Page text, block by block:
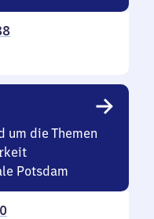
um die Themen
Potsdam